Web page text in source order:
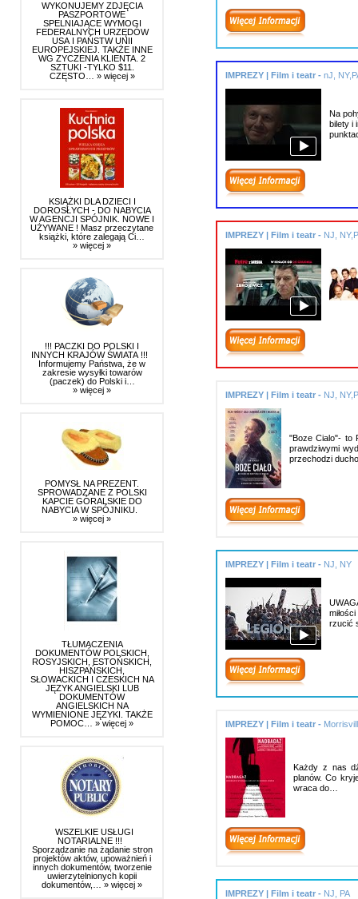
WYKONUJEMY ZDJĘCIA
PASZPORTOWE
SPELNIAJĄCE WYMOGI
FEDERALNYCH URZĘDÓW
USA I PAŃSTW UNII
EUROPEJSKIEJ. TAKŻE INNE
WG ZYCZENIA KLIENTA. 2
SZTUKI -TYLKO $11.
CZĘSTO… » więcej »
KSIĄŻKI DLA DZIECI I
DOROSŁYCH - DO NABYCIA
W AGENCJI SPÓJNIK. NOWE I
UŻYWANE ! Masz przeczytane
książki, które zalegają Ci…
» więcej »
!!! PACZKI DO POLSKI I
INNYCH KRAJÓW ŚWIATA !!!
Informujemy Państwa, że w
zakresie wysyłki towarów
(paczek) do Polski i…
» więcej »
POMYSŁ NA PREZENT.
SPROWADZANE Z POLSKI
KAPCIE GÓRALSKIE DO
NABYCIA W SPÓJNIKU.
» więcej »
TŁUMACZENIA
DOKUMENTÓW POLSKICH,
ROSYJSKICH, ESTOŃSKICH,
HISZPAŃSKICH,
SŁOWACKICH I CZESKICH NA
JĘZYK ANGIELSKI LUB
DOKUMENTÓW
ANGIELSKICH NA
WYMIENIONE JĘZYKI. TAKŻE
POMOC… » więcej »
WSZELKIE USŁUGI
NOTARIALNE !!!
Sporządzanie na żądanie stron
projektów aktów, upoważnień i
innych dokumentów, tworzenie
uwierzytelnionych kopii
dokumentów,… » więcej »
IMPREZY | Film i teatr - nJ,
Na
bilety i
IMPREZY | Film i teatr - NJ,
IMPREZY | Film i teatr - NJ,
"Boze Cialo"- to
prawdziwymi
przechodzi
IMPREZY | Film i teatr - NJ, NY
rzucić
IMPREZY | Film i teatr -
Każdy z nas
planów. Co
wraca do…
IMPREZY | Film i teatr - NJ, PA